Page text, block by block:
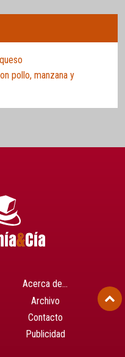
pollo, manzana y
Acerca de…
Archivo
Contacto
Publicidad